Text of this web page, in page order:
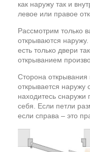
как наружу так и
левое или правое
Рассмотрим только
открываются
есть только двери
открыванием
Сторона открывания
открывается наружу
находитесь
себя. Если петли
если справа – это